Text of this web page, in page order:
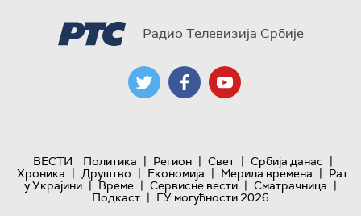
Радио Телевизија Србије
ВЕСТИ Политика | Регион | Свет | Србија данас |
Хроника | Друштво | Економија | Мерила времена | Рат
у Украјини | Време | Сервисне вести | Сматрачница |
Подкаст | ЕУ могућности 2026